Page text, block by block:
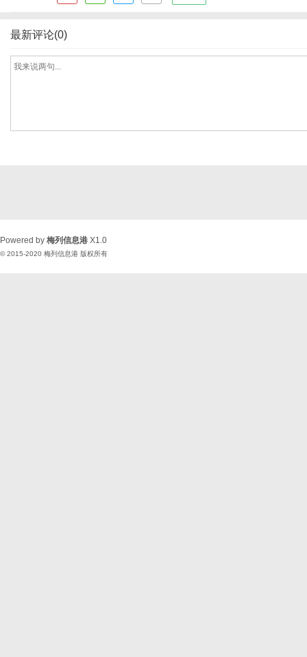
最新评论(0)
Powered by 梅列信息港 X1.0
© 2015-2020 梅列信息港 版权所有